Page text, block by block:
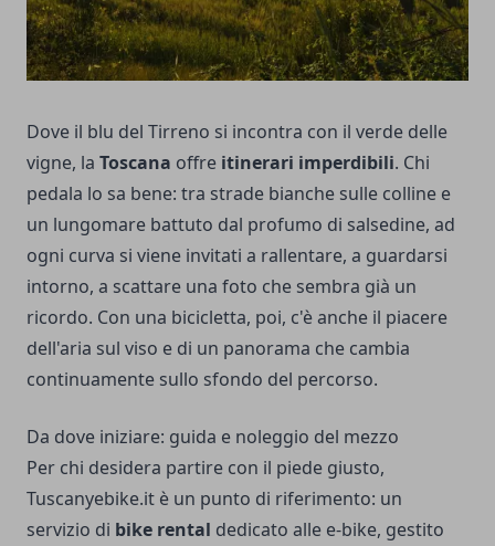
Dove il blu del Tirreno si incontra con il verde delle
vigne, la Toscana offre itinerari imperdibili. Chi
pedala lo sa bene: tra strade bianche sulle colline e
un lungomare battuto dal profumo di salsedine, ad
ogni curva si viene invitati a rallentare, a guardarsi
intorno, a scattare una foto che sembra già un
ricordo. Con una bicicletta, poi, c'è anche il piacere
dell'aria sul viso e di un panorama che cambia
continuamente sullo sfondo del percorso.
Da dove iniziare: guida e noleggio del mezzo
Per chi desidera partire con il piede giusto,
Tuscanyebike.it è un punto di riferimento: un
servizio di bike rental dedicato alle e-bike, gestito